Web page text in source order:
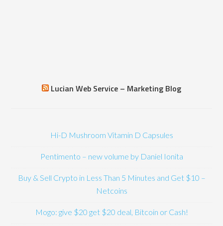
Lucian Web Service – Marketing Blog
Hi-D Mushroom Vitamin D Capsules
Pentimento – new volume by Daniel Ionita
Buy & Sell Crypto in Less Than 5 Minutes and Get $10 –
Netcoins
Mogo: give $20 get $20 deal, Bitcoin or Cash!